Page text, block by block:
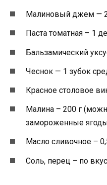
Малиновый джем — 2
Паста томатная – 1
Бальзамический
Чеснок — 1 зубок
Красное столовое
Малина – 200 г
замороженные
Масло сливочное –
Соль, перец – по